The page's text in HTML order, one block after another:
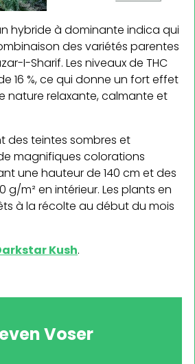
hybride à dominante indica qui
des variétés parentes
I-Sharif. Les niveaux de THC
16 %, ce qui donne un fort effet
nature relaxante, calmante et
des teintes sombres et
magnifiques colorations
une hauteur de 140 cm et des
g/m² en intérieur. Les plants en
à la récolte au début du mois
Kush.
Voser